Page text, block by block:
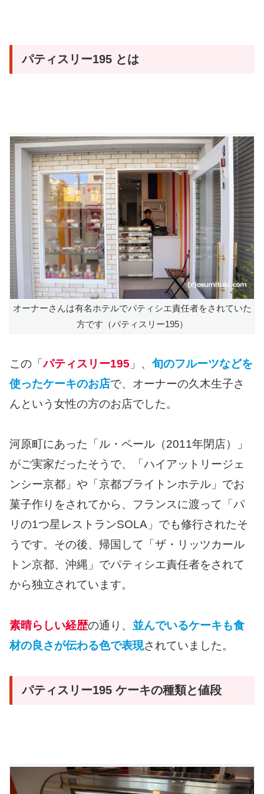
パティスリー195 とは
オーナーさんは有名ホテルでパティシエ責任者をされていた
方です（パティスリー195）
この「パティスリー195 」、 旬のフルーツなどを
使ったケーキのお店で、オーナーの久木生子さ
んという女性の方のお店でした。
河原町にあった「ル・ペール（2011年閉店）」
がご実家だったそうで、「ハイアットリージェ
ンシー京都」や「京都ブライトンホテル」でお
菓子作りをされてから、フランスに渡って「パ
リの1つ星レストランSOLA」でも修行されたそ
うです。その後、帰国して「ザ・リッツカール
トン京都、沖縄」でパティシエ責任者をされて
から独立されています。
素晴らしい経歴の通り、 並んでいるケーキも食
材の良さが伝わる色で表現されていました。
パティスリー195 ケーキの種類と値段